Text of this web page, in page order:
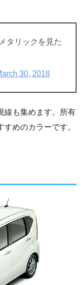
タリックを見た
30, 2018
線も集めます。所有
めのカラーです。